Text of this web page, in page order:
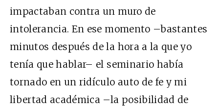
impactaban contra un muro de
intolerancia. En ese momento –bastantes
minutos después de la hora a la que yo
tenía que hablar– el seminario había
tornado en un ridículo auto de fe y mi
libertad académica –la posibilidad de